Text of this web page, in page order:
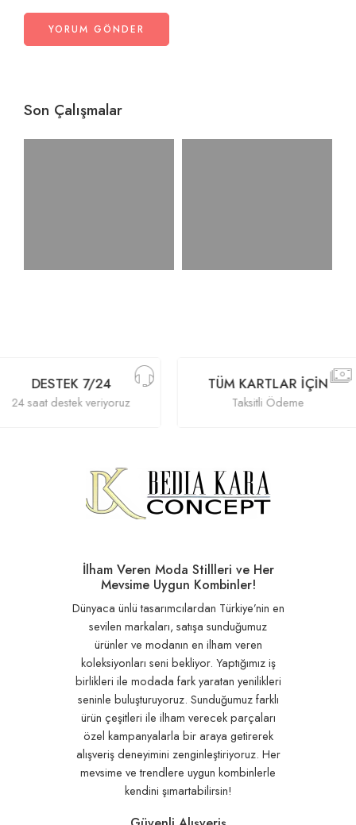
Son Çalışmalar
DESTEK 7/24
24 saat destek veriyoruz
TÜM KARTLAR İÇIN
Taksitli Ödeme
İlham Veren Moda Stillleri ve Her
Mevsime Uygun Kombinler!
Dünyaca ünlü tasarımcılardan Türkiye’nin en
sevilen markaları, satışa sunduğumuz
ürünler ve modanın en ilham veren
koleksiyonları seni bekliyor. Yaptığımız iş
birlikleri ile modada fark yaratan yenilikleri
seninle buluşturuyoruz. Sunduğumuz farklı
ürün çeşitleri ile ilham verecek parçaları
özel kampanyalarla bir araya getirerek
alışveriş deneyimini zenginleştiriyoruz. Her
mevsime ve trendlere uygun kombinlerle
kendini şımartabilirsin!